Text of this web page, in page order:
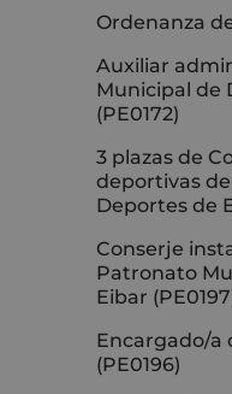
Ordenanza
Auxiliar
Municipal de
(PE0172)
3 plazas de
deportivas
Deportes de
Conserje
Patronato
Eibar
Encargado/
(PE0196)